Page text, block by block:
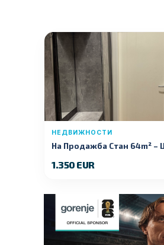
НЕДВИЖНОСТИ
На Продажба Стан 64m² –
1.350 EUR